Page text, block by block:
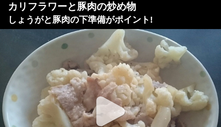
カリフラワーと豚肉の炒め物
しょうがと豚肉の下準備がポイント!